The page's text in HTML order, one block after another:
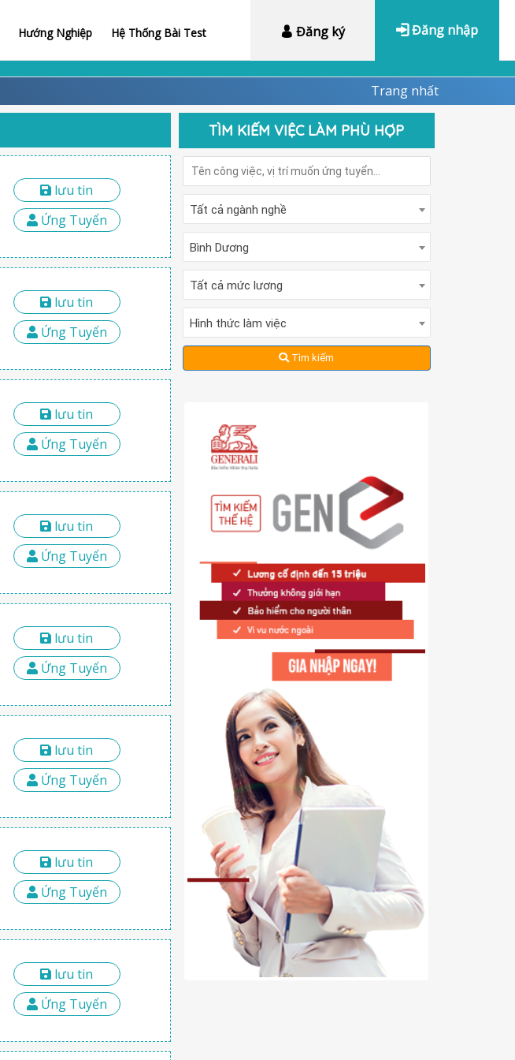
Đăng ký Đăng nhập
Hướng Nghiệp Hệ Thống Bài Test
Trang nhất
lưu tin
Ứng Tuyển
lưu tin
Ứng Tuyển
lưu tin
Ứng Tuyển
lưu tin
Ứng Tuyển
lưu tin
Ứng Tuyển
lưu tin
Ứng Tuyển
lưu tin
Ứng Tuyển
lưu tin
Ứng Tuyển
TÌM KIẾM VIỆC LÀM PHÙ HỢP
Tất cả ngành nghề
Bình Dương
Tất cả mức lương
Hình thức làm việc
Tìm kiếm